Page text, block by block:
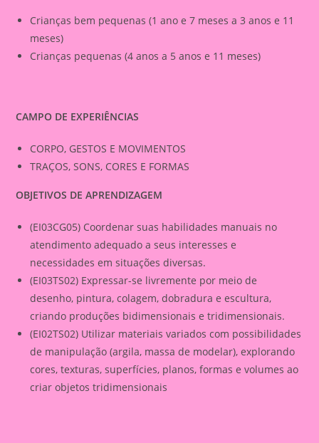
Crianças bem pequenas (1 ano e 7 meses a 3 anos e 11
meses)
Crianças pequenas (4 anos a 5 anos e 11 meses)
CAMPO DE EXPERIÊNCIAS
CORPO, GESTOS E MOVIMENTOS
TRAÇOS, SONS, CORES E FORMAS
OBJETIVOS DE APRENDIZAGEM
(EI03CG05) Coordenar suas habilidades manuais no
atendimento adequado a seus interesses e
necessidades em situações diversas.
(EI03TS02) Expressar-se livremente por meio de
desenho, pintura, colagem, dobradura e escultura,
criando produções bidimensionais e tridimensionais.
(EI02TS02) Utilizar materiais variados com possibilidades
de manipulação (argila, massa de modelar), explorando
cores, texturas, superfícies, planos, formas e volumes ao
criar objetos tridimensionais